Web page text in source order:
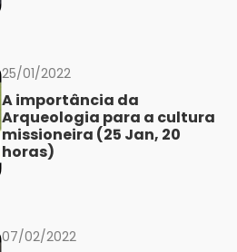
25/01/2022
A importância da
Arqueologia para a cultura
missioneira (25 Jan, 20
horas)
07/02/2022